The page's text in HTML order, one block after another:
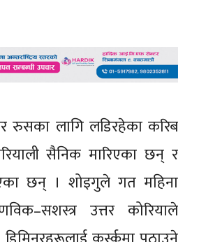
रुसका लागि लडिरहेका करिब
सैनिक मारिएका छन् र
छन् । शोइगुले गत महिना
उत्तर कोरियाले